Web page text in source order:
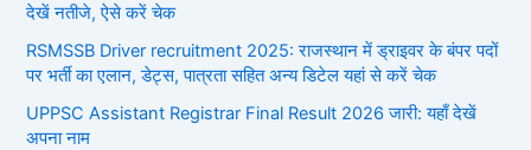
देखें नतीजे, ऐसे करें चेक
RSMSSB Driver recruitment 2025: राजस्थान में ड्राइवर के बंपर पदों
पर भर्ती का एलान, डेट्स, पात्रता सहित अन्य डिटेल यहां से करें चेक
UPPSC Assistant Registrar Final Result 2026 जारी: यहाँ देखें
अपना नाम